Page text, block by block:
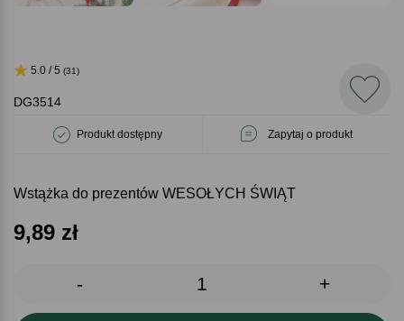
DG3514
Produkt dostępny Zapytaj o produkt
5.0 / 5 (31)
Wstążka do prezentów WESOŁYCH ŚWIĄT
9,89 zł
- +